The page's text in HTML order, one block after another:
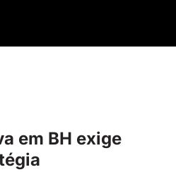
em BH exige